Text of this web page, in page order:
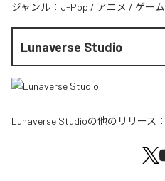
ジャンル： J-Pop / アニメ / ゲーム
Lunaverse Studio
Lunaverse Studioの他のリリース：